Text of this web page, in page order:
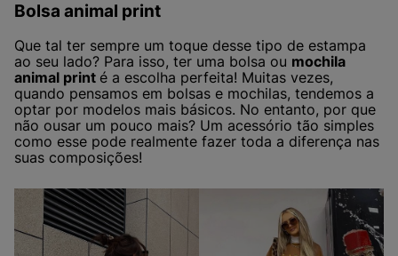
Bolsa animal print
Que tal ter sempre um toque desse tipo de estampa
ao seu lado? Para isso, ter uma bolsa ou mochila
animal print é a escolha perfeita! Muitas vezes,
quando pensamos em bolsas e mochilas, tendemos a
optar por modelos mais básicos. No entanto, por que
não ousar um pouco mais? Um acessório tão simples
como esse pode realmente fazer toda a diferença nas
suas composições!